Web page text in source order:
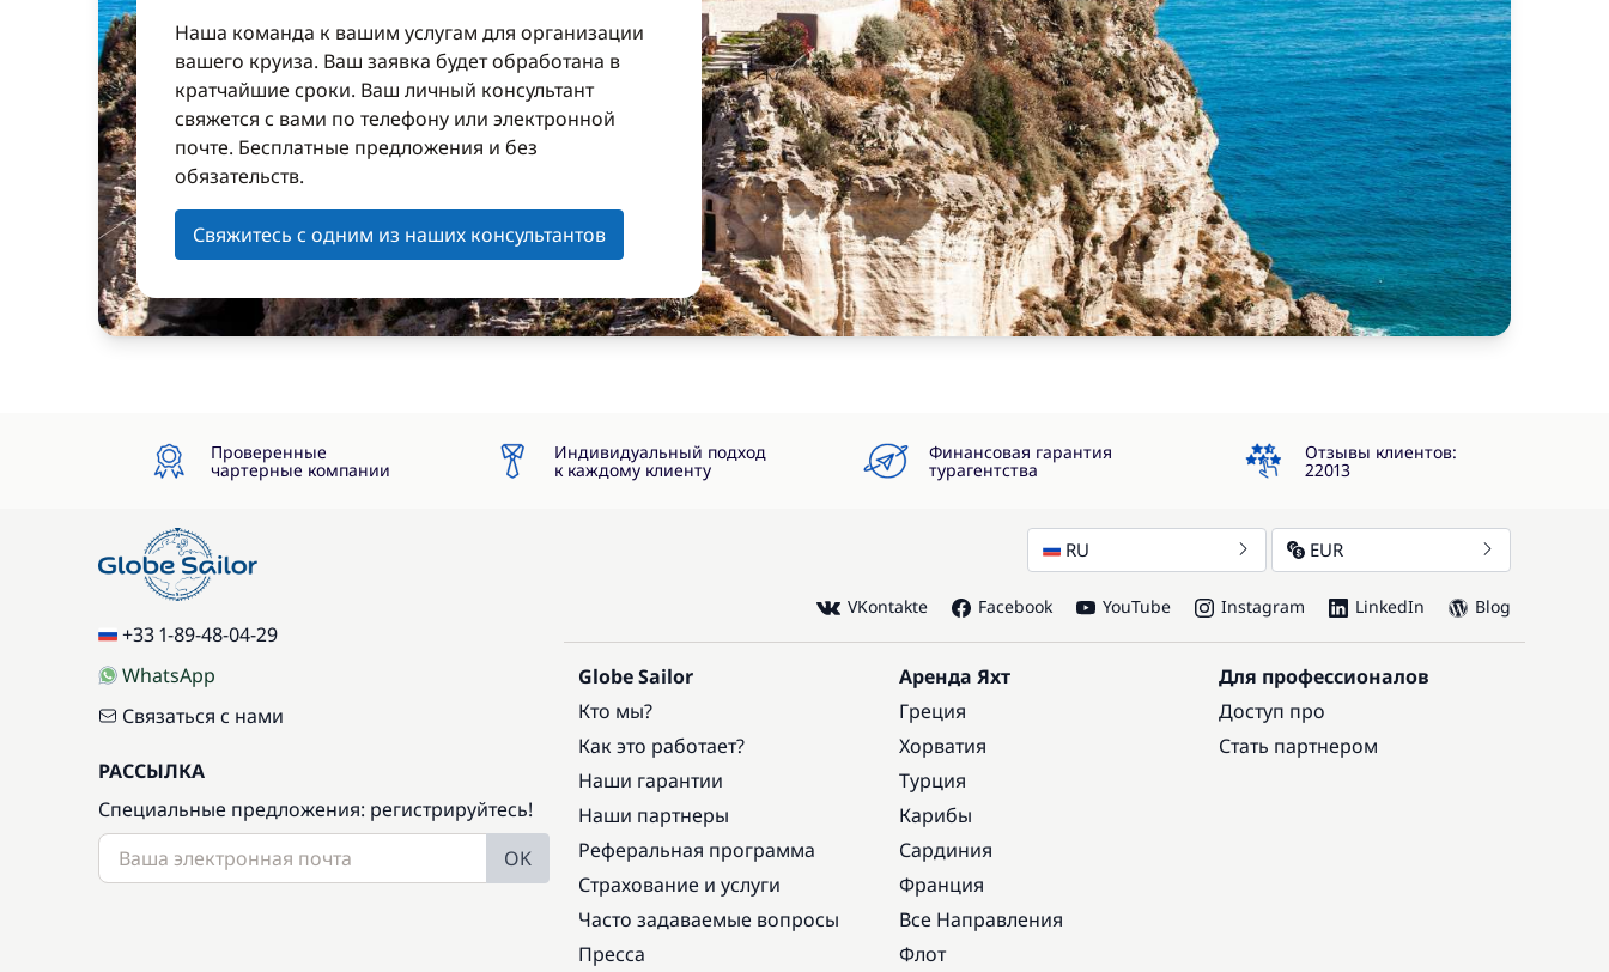
Наша команда к вашим услугам для организации
вашего круиза. Ваш заявка будет обработана в
кратчайшие сроки. Ваш личный консультант
свяжется с вами по телефону или электронной
почте. Бесплатные предложения и без
обязательств.
Свяжитесь с одним из наших консультантов
Проверенные
чартерные компании
Индивидуальный подход
к каждому клиенту
Финансовая гарантия
турагентства
4.3
Отзывы клиентов:
22013
+33 1-89-48-04-29
WhatsApp
Связаться с нами
РАССЫЛКА
Специальные предложения: регистрируйтесь!
OK
RU EUR
VKontakte Facebook YouTube Instagram LinkedIn Blog
Globe Sailor
Кто мы?
Как это работает?
Наши гарантии
Наши партнеры
Реферальная программа
Страхование и услуги
Часто задаваемые вопросы
Пресса
Аренда Яхт
Греция
Хорватия
Турция
Карибы
Сардиния
Франция
Все Направления
Флот
Для профессионалов
Доступ про
Стать партнером